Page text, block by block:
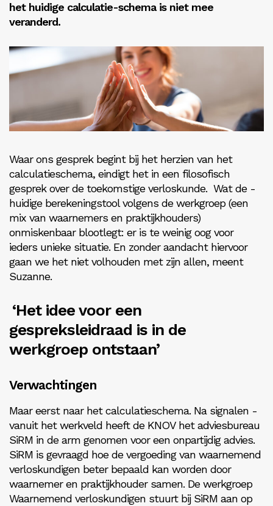
het huidige calculatie-schema is niet mee
veranderd.
Waar ons gesprek begint bij het herzien van het
calculatieschema, eindigt het in een filosofisch
gesprek over de ­toekomstige verloskunde. Wat de ­
huidige berekeningstool volgens de werkgroep (een
mix van waarnemers en praktijkhouders)
onmiskenbaar ­blootlegt: er is te weinig oog voor
ieders unieke situatie. En zonder aandacht hiervoor
gaan we het niet volhouden met zijn allen, meent
Suzanne.
‘Het idee voor een
gespreksleidraad is in de
werkgroep ontstaan’
Verwachtingen
Maar eerst naar het calculatieschema. Na signalen ­
vanuit het werkveld heeft de KNOV het adviesbureau
SiRM in de arm genomen voor een onpartijdig advies.
SiRM is gevraagd hoe de vergoeding van waarnemend
verloskundigen beter bepaald kan worden door
waarnemer en praktijkhouder samen. De werkgroep
Waarnemend verloskundigen stuurt bij SiRM aan op